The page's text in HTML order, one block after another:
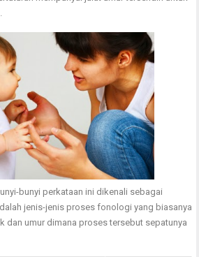
bunyi perkataan ini dikenali sebagai
jenis-jenis proses fonologi yang biasanya
dan umur dimana proses tersebut sepatunya